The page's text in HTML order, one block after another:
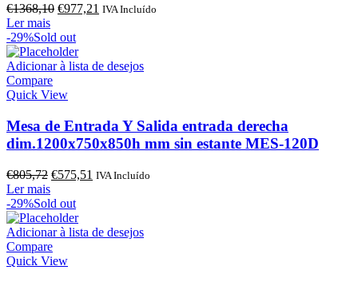
€1368,10 O
original
era:
€1368,10.
€977,21 O
€977,21.
IVA Incluído
Ler mais
-29%Sold out
Adicionar à lista de desejos
Compare
Quick View
Mesa de Entrada Y Salida entrada derecha
dim.1200x750x850h mm sin estante MES-120D
€805,72 O
original
era:
€805,72.
€575,51 O
€575,51.
IVA Incluído
Ler mais
-29%Sold out
Adicionar à lista de desejos
Compare
Quick View